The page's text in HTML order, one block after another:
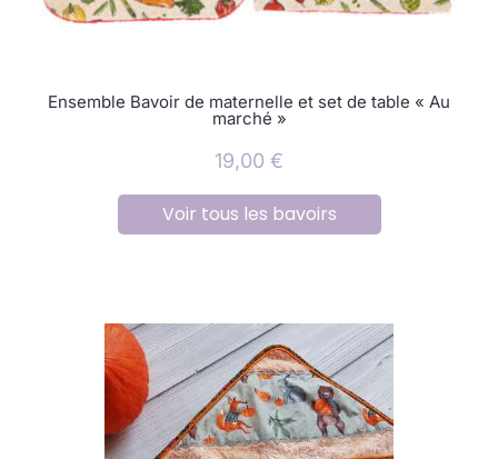
Ensemble Bavoir de maternelle et set de table « Au
marché »
19,00 €
Voir tous les bavoirs